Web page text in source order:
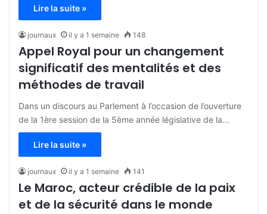
Lire la suite »
journaux il y a 1 semaine 148
Appel Royal pour un changement
significatif des mentalités et des
méthodes de travail
Dans un discours au Parlement à l’occasion de l’ouverture
de la 1ère session de la 5ème année législative de la…
Lire la suite »
journaux il y a 1 semaine 141
Le Maroc, acteur crédible de la paix
et de la sécurité dans le monde